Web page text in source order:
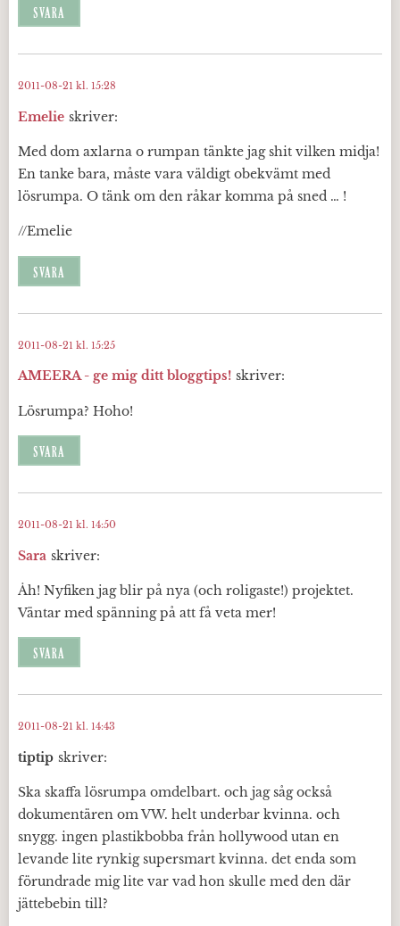
SVARA
Emelie skriver:
2011-08-21 kl. 15:28
Med dom axlarna o rumpan tänkte jag shit vilken midja!
En tanke bara, måste vara väldigt obekvämt med
lösrumpa. O tänk om den råkar komma på sned … !
//Emelie
SVARA
AMEERA - ge mig ditt bloggtips! skriver:
2011-08-21 kl. 15:25
Lösrumpa? Hoho!
SVARA
Sara skriver:
2011-08-21 kl. 14:50
Åh! Nyfiken jag blir på nya (och roligaste!) projektet.
Väntar med spänning på att få veta mer!
SVARA
tiptip skriver:
2011-08-21 kl. 14:43
Ska skaffa lösrumpa omdelbart. och jag såg också
dokumentären om VW. helt underbar kvinna. och
snygg. ingen plastikbobba från hollywood utan en
levande lite rynkig supersmart kvinna. det enda som
förundrade mig lite var vad hon skulle med den där
jättebebin till?